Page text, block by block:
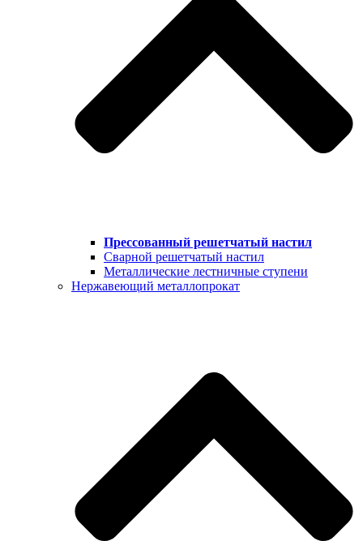
Прессованный решетчатый настил
Сварной решетчатый настил
Металлические лестничные ступени
Нержавеющий металлопрокат